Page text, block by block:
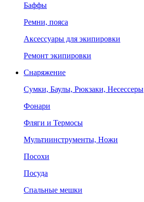
Баффы
Ремни, пояса
Аксессуары для экипировки
Ремонт экипировки
Снаряжение
Сумки, Баулы, Рюкзаки, Несессеры
Фонари
Фляги и Термосы
Мультиинструменты, Ножи
Посохи
Посуда
Спальные мешки